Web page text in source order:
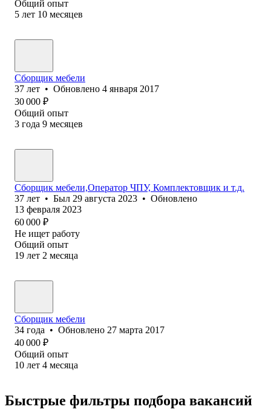
Общий опыт
5 лет 10 месяцев
Сборщик мебели
37 лет • Обновлено 4 января 2017
30 000 ₽
Общий опыт
3 года 9 месяцев
Сборщик мебели,Оператор ЧПУ, Комплектовщик и т.д.
37 лет • Был 29 августа 2023 • Обновлено
13 февраля 2023
60 000 ₽
Не ищет работу
Общий опыт
19 лет 2 месяца
Сборщик мебели
34 года • Обновлено 27 марта 2017
40 000 ₽
Общий опыт
10 лет 4 месяца
Быстрые фильтры подбора вакансий